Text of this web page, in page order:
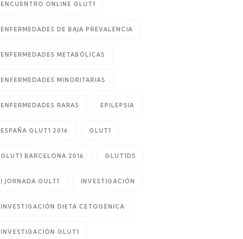
ENCUENTRO ONLINE GLUT1
ENFERMEDADES DE BAJA PREVALENCIA
ENFERMEDADES METABÓLICAS
ENFERMEDADES MINORITARIAS
ENFERMEDADES RARAS EPILEPSIA
ESPAÑA GLUT1 2016 GLUT1
GLUT1 BARCELONA 2016 GLUT1DS
I JORNADA GULT1 INVESTIGACIÓN
INVESTIGACIÓN DIETA CETOGÉNICA
INVESTIGACIÓN GLUT1